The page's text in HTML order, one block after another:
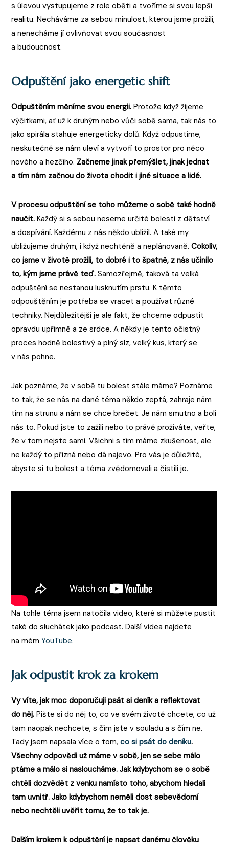
s úlevou vystupujeme z role oběti a tvoříme si svou lepší
realitu. Necháváme za sebou minulost, kterou jsme prožili,
a nenecháme jí ovlivňovat svou současnost
a budoucnost.
Odpuštění jako energetic shift
Odpuštěním měníme svou energii. Protože když žijeme
výčitkami, ať už k druhým nebo vůči sobě sama, tak nás to
jako spirála stahuje energeticky dolů. Když odpustíme,
neskutečně se nám uleví a vytvoří to prostor pro něco
nového a hezčího. Začneme jinak přemýšlet, jinak jednat
a tím nám začnou do života chodit i jiné situace a lidé.
V procesu odpuštění se toho můžeme o sobě také hodně
naučit. Každý si s sebou neseme určité bolesti z dětství
a dospívání. Každému z nás někdo ublížil. A také my
ubližujeme druhým, i když nechtěně a neplánovaně.Cokoliv,
co jsme v životě prožili, to dobré i to špatně, z nás učinilo
to, kým jsme právě teď. Samozřejmě, taková ta velká
odpuštění se nestanou lusknutím prstu. K těmto
odpouštěním je potřeba se vracet a používat různé
techniky. Nejdůležitější je ale fakt, že chceme odpustit
opravdu upřímně a ze srdce. A někdy je tento očistný
proces hodně bolestivý a plný slz, velký kus, který se
v nás pohne.
Jak poznáme, že v sobě tu bolest stále máme? Poznáme
to tak, že se nás na dané téma někdo zeptá, zahraje nám
tím na strunu a nám se chce brečet. Je nám smutno a bolí
nás to. Pokud jste to zažili nebo to právě prožíváte, veřte,
že v tom nejste sami. Všichni s tím máme zkušenost, ale
ne každý to přizná nebo dá najevo. Pro vás je důležité,
abyste si tu bolest a téma zvědomovali a čistili je.
Na tohle téma jsem natočila video, které si můžete pustit
také do sluchátek jako podcast. Další videa najdete
na mémYouTube.
Jak odpustit krok za krokem
Vy víte, jak moc doporučuji psát si deník a reflektovat
do něj. Pište si do něj to, co ve svém životě chcete, co už
tam naopak nechcete, s čím jste v souladu a s čím ne.
Tady jsem napsala více o tom,co si psát do deníku.
Všechny odpovědi už máme v sobě, jen se sebe málo
ptáme a málo si nasloucháme. Jak kdybychom se o sobě
chtěli dozvědět z venku namísto toho, abychom hledali
tam uvnitř. Jako kdybychom neměli dost sebevědomí
nebo nechtěli uvěřit tomu, že to tak je.
Dalším krokem k odpuštění je napsat danému člověku